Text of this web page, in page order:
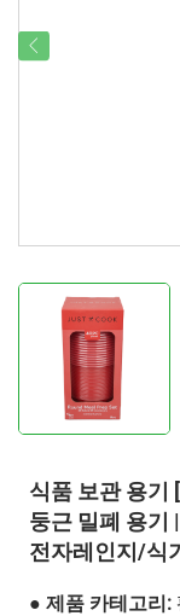
식품 보관 용기
둥근 밀폐 용기
전자레인지/식
● 제품 카테고리: